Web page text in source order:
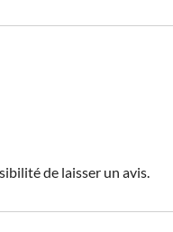
de laisser un avis.